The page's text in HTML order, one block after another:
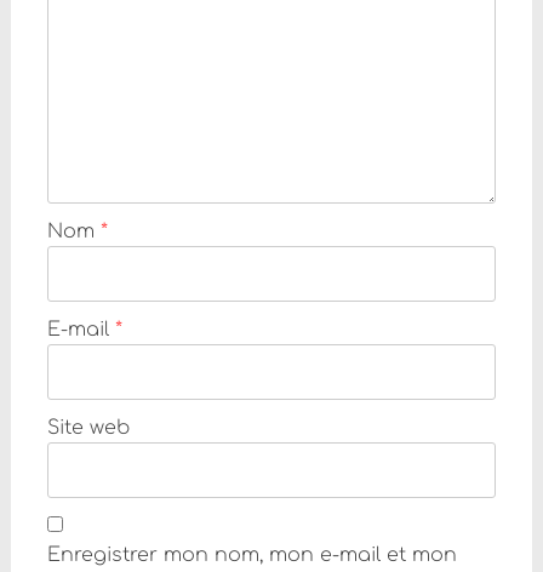
Nom *
E-mail *
Site web
Enregistrer mon nom, mon e-mail et mon